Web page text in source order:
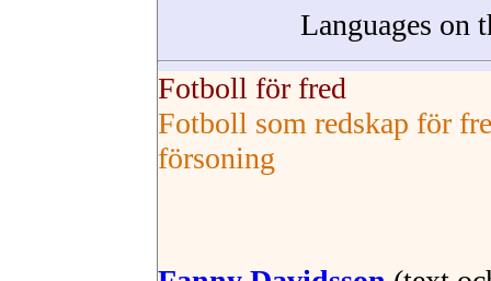
Languages on
Fotboll för fred
Fotboll som redskap för
försoning